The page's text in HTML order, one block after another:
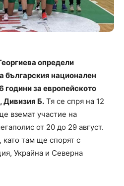
определи
българския национален
години за европейското
Дивизия Б. Тя се спря на 12
вземат участие на
от 20 до 29 август.
като там ще спорят с
Украйна и Северна